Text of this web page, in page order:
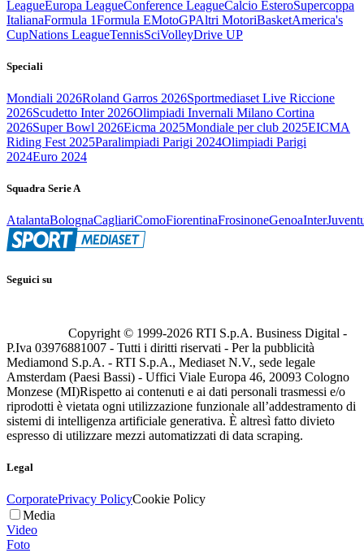
LeagueEuropa LeagueConference LeagueCalcio EsteroSupercoppa
ItalianaFormula 1Formula EMotoGPAltri MotoriBasketAmerica's
CupNations LeagueTennisSciVolleyDrive UP
Speciali
Mondiali 2026Roland Garros 2026Sportmediaset Live Riccione
2026Scudetto Inter 2026Olimpiadi Invernali Milano Cortina
2026Super Bowl 2026Eicma 2025Mondiale per club 2025EICMA
Riding Fest 2025Paralimpiadi Parigi 2024Olimpiadi Parigi
2024Euro 2024
Squadra Serie A
AtalantaBolognaCagliariComoFiorentinaFrosinoneGenoaInter
Seguici su
Copyright © 1999-2026 RTI S.p.A. Business Digital -
P.Iva 03976881007 - Tutti i diritti riservati - Per la pubblicità
Mediamond S.p.A. - RTI S.p.A., Mediaset N.V., sede legale
Amsterdam (Paesi Bassi) - Uffici Viale Europa 46, 20093 Cologno
Monzese (MI)Rispetto ai contenuti e ai dati personali trasmessi e/o
riprodotti è vietata ogni utilizzazione funzionale all’addestramento di
sistemi di intelligenza artificiale generativa. È altresì fatto divieto
espresso di utilizzare mezzi automatizzati di data scraping.
Legal
CorporatePrivacy PolicyCookie Policy
Media
Video
Foto